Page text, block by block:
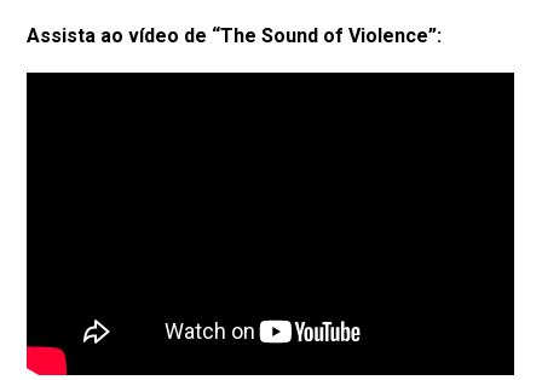
Assista ao vídeo de “The Sound of Violence”: